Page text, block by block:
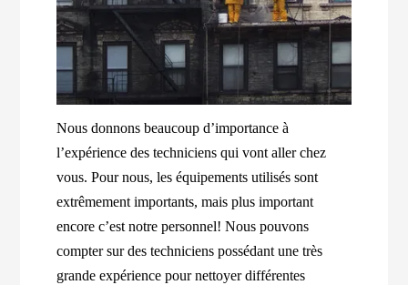
Nous donnons beaucoup d’importance à
l’expérience des techniciens qui vont aller chez
vous. Pour nous, les équipements utilisés sont
extrêmement importants, mais plus important
encore c’est notre personnel! Nous pouvons
compter sur des techniciens possédant une très
grande expérience pour nettoyer différentes